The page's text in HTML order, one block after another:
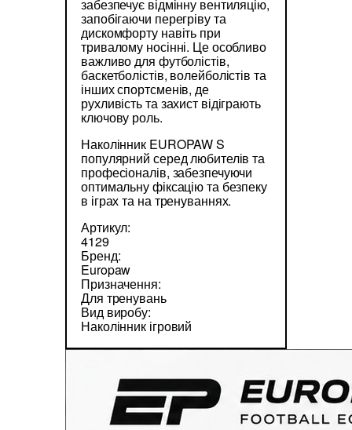
забезпечує відмінну вентиляцію,
запобігаючи перегріву та
дискомфорту навіть при
тривалому носінні. Це особливо
важливо для футболістів,
баскетболістів, волейболістів та
інших спортсменів, де
рухливість та захист відіграють
ключову роль.
Наколінник EUROPAW S
популярний серед любителів та
професіоналів, забезпечуючи
оптимальну фіксацію та безпеку
в іграх та на тренуваннях.
Артикул:
4129
Бренд:
Europaw
Призначення:
Для тренувань
Вид виробу:
Наколінник ігровий